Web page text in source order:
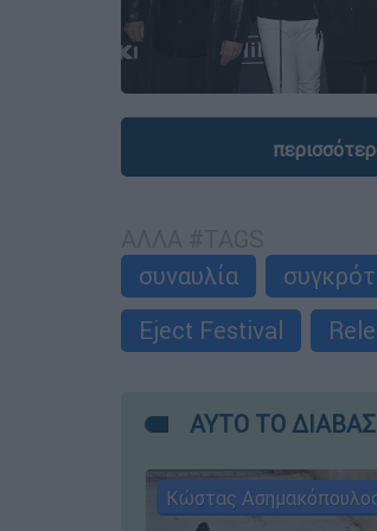
συναυλία
Eject Festival
ΑΥΤΟ ΤΟ
Κώστας